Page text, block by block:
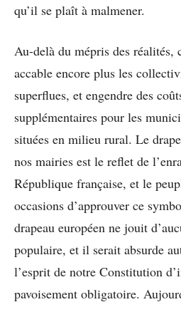
qu’il se plaît à malmener.
Au-delà du mépris des
accable encore plus les
superflues, et engendre des
supplémentaires pour les
situées en milieu rural. Le
nos mairies est le reflet de
République française, et le
occasions d’approuver ce
drapeau européen ne jouit
populaire, et il serait absurde
l’esprit de notre Constitution
pavoisement obligatoire.